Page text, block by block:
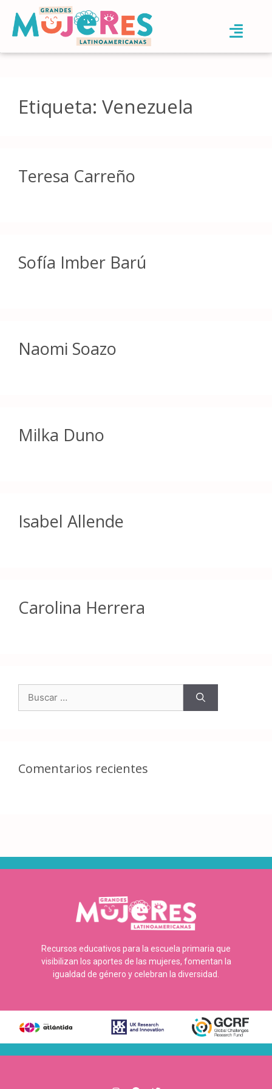
Etiqueta: Venezuela
Teresa Carreño
Sofía Imber Barú
Naomi Soazo
Milka Duno
Isabel Allende
Carolina Herrera
Comentarios recientes
Recursos educativos para la escuela primaria que
visibilizan los aportes de las mujeres, fomentan la
igualdad de género y celebran la diversidad.